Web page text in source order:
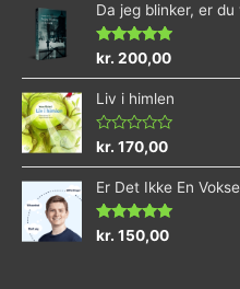
Da jeg blinker, er
Rated4.73
out of 5
kr. 200,00
Liv i himlen
Rated
out
of
5
kr. 170,00
Er Det Ikke En
Rated5.00
out of 5
kr. 150,00